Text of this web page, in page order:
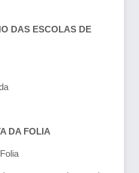
DAS ESCOLAS DE
DA FOLIA